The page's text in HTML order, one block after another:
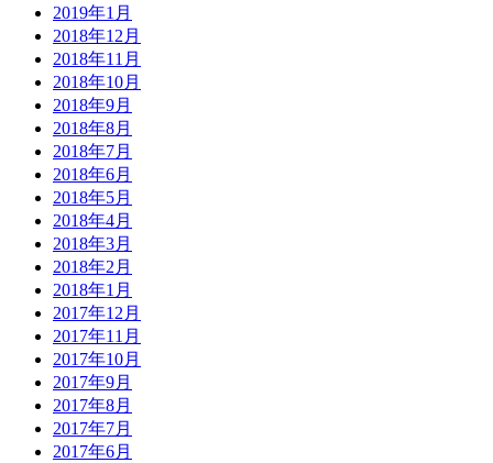
2019年1月
2018年12月
2018年11月
2018年10月
2018年9月
2018年8月
2018年7月
2018年6月
2018年5月
2018年4月
2018年3月
2018年2月
2018年1月
2017年12月
2017年11月
2017年10月
2017年9月
2017年8月
2017年7月
2017年6月